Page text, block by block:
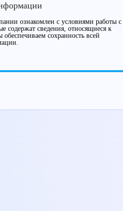
ознакомлен с условиями работы с
содержат сведения, относящиеся к
сохранность всей